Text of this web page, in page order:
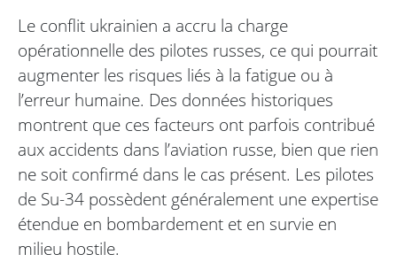
Le conflit ukrainien a accru la charge
opérationnelle des pilotes russes, ce qui pourrait
augmenter les risques liés à la fatigue ou à
l’erreur humaine. Des données historiques
montrent que ces facteurs ont parfois contribué
aux accidents dans l’aviation russe, bien que rien
ne soit confirmé dans le cas présent. Les pilotes
de Su-34 possèdent généralement une expertise
étendue en bombardement et en survie en
milieu hostile.